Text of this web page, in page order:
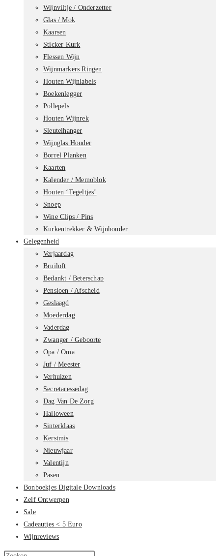
Wijnviltje / Onderzetter
Glas / Mok
Kaarsen
Sticker Kurk
Flessen Wijn
Wijnmarkers Ringen
Houten Wijnlabels
Boekenlegger
Pollepels
Houten Wijnrek
Sleutelhanger
Wijnglas Houder
Borrel Planken
Kaarten
Kalender / Memoblok
Houten ‘Tegeltjes’
Snoep
Wine Clips / Pins
Kurkentrekker & Wijnhouder
Gelegenheid
Verjaardag
Bruiloft
Bedankt / Beterschap
Pensioen / Afscheid
Geslaagd
Moederdag
Vaderdag
Zwanger / Geboorte
Opa / Oma
Juf / Meester
Verhuizen
Secretaressedag
Dag Van De Zorg
Halloween
Sinterklaas
Kerstmis
Nieuwjaar
Valentijn
Pasen
Bonboekjes Digitale Downloads
Zelf Ontwerpen
Sale
Cadeautjes < 5 Euro
Wijnreviews